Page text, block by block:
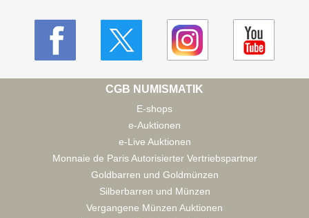
CGB NUMISMATIK
E-shops
e-Auktionen
e-Live Auktionen
Monnaie de Paris Autorisierter Vertriebspartner
Goldbarren und Goldmünzen
Silberbarren und Münzen
Vergangene Münzen Auktionen